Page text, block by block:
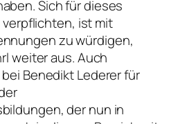
Sich für dieses
ist mit
zu würdigen,
weiter aus. Auch
Benedikt Lederer für
der nun in